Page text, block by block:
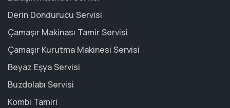
Derin Dondurucu Servisi
Çamaşır Makinası Tamir Servisi
Çamaşır Kurutma Makinesi Servisi
Beyaz Eşya Servisi
Buzdolabı Servisi
Kombi Tamiri